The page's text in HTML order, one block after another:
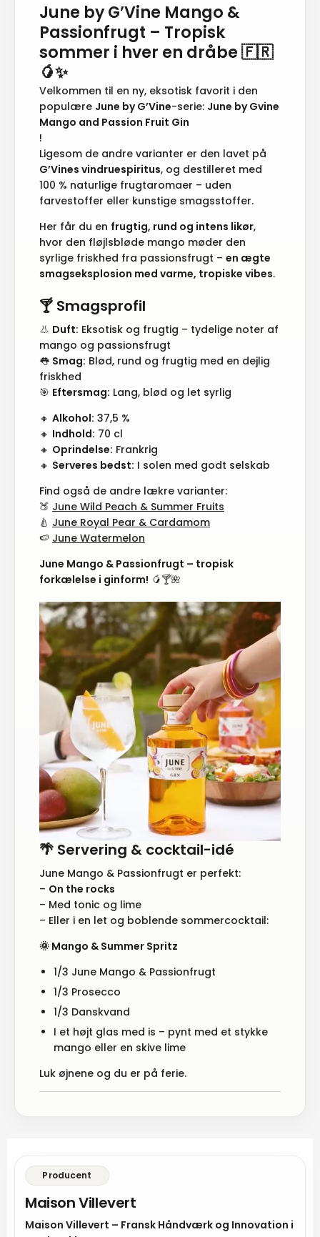
June by G’Vine Mango &
Passionfrugt – Tropisk
sommer i hver en dråbe 🇫🇷
🥭✨
Velkommen til en ny, eksotisk favorit i den
populære June by G’Vine-serie: June by Gvine
Mango and Passion Fruit Gin
!
Ligesom de andre varianter er den lavet på
G’Vines vindruespiritus, og destilleret med
100 % naturlige frugtaromaer – uden
farvestoffer eller kunstige smagsstoffer.
Her får du en frugtig, rund og intens likør,
hvor den fløjlsbløde mango møder den
syrlige friskhed fra passionsfrugt – en ægte
smagseksplosion med varme, tropiske vibes.
🍸 Smagsprofil
👃 Duft: Eksotisk og frugtig – tydelige noter af
mango og passionsfrugt
👅 Smag: Blød, rund og frugtig med en dejlig
friskhed
🎯 Eftersmag: Lang, blød og let syrlig
🔸 Alkohol: 37,5 %
🔸 Indhold: 70 cl
🔸 Oprindelse: Frankrig
🔸 Serveres bedst: I solen med godt selskab
Find også de andre lækre varianter:
🍑 June Wild Peach & Summer Fruits
🍐 June Royal Pear & Cardamom
🍉 June Watermelon
June Mango & Passionfrugt – tropisk
forkælelse i ginform! 🥭🍸🌺
🌴 Servering & cocktail-idé
June Mango & Passionfrugt er perfekt:
– On the rocks
– Med tonic og lime
– Eller i en let og boblende sommercocktail:
🌞 Mango & Summer Spritz
1/3 June Mango & Passionfrugt
1/3 Prosecco
1/3 Danskvand
I et højt glas med is – pynt med et stykke
mango eller en skive lime
Luk øjnene og du er på ferie.
Producent
Maison Villevert
Maison Villevert – Fransk Håndværk og Innovation i